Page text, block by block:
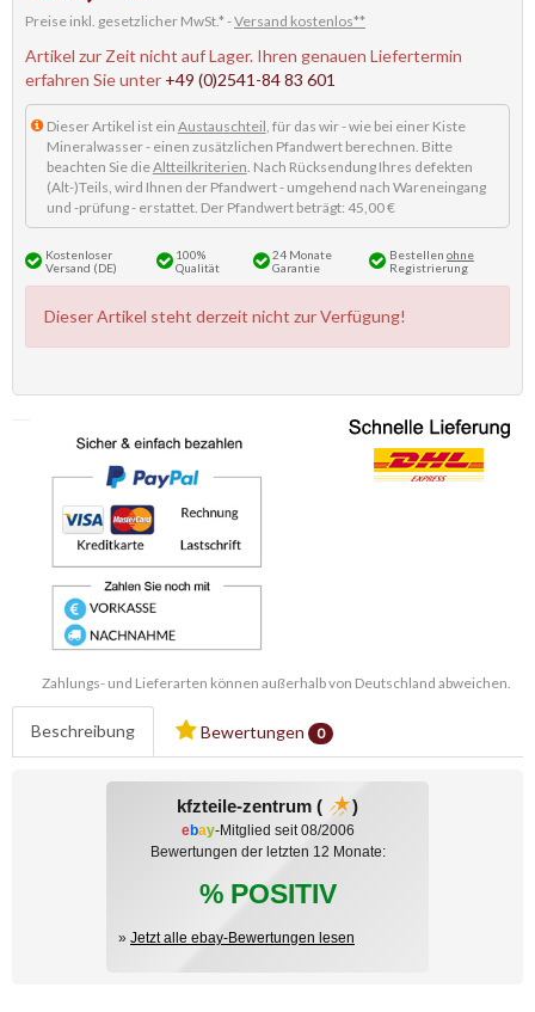
Preise inkl. gesetzlicher MwSt.* -Versand kostenlos**
Artikel zur Zeit nicht auf Lager. Ihren genauen Liefertermin
erfahren Sie unter +49 (0)2541-84 83 601
Dieser Artikel ist ein Austauschteil , für das wir - wie bei einer Kiste
Mineralwasser - einen zusätzlichen Pfandwert berechnen. Bitte
beachten Sie dieAltteilkriterien . Nach Rücksendung Ihres defekten
(Alt-)Teils, wird Ihnen der Pfandwert - umgehend nach Wareneingang
und -prüfung - erstattet. Der Pfandwert beträgt: 45,00 €
Kostenloser
Versand (DE)
100%
Qualität
24 Monate
Garantie
Bestellen ohne
Registrierung
Dieser Artikel steht derzeit nicht zur Verfügung!
Zahlungs- und Lieferarten können außerhalb von Deutschland abweichen.
Beschreibung Bewertungen 0
kfzteile-zentrum ( )
ebay-Mitglied seit 08/2006
Bewertungen der letzten 12 Monate:
% POSITIV
» Jetzt alle ebay-Bewertungen lesen